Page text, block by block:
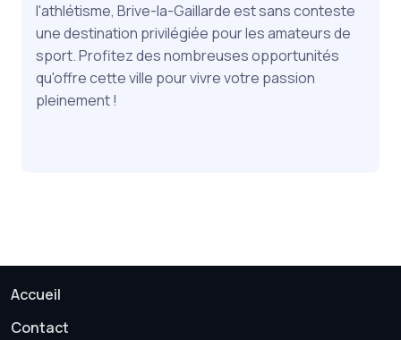
l'athlétisme, Brive-la-Gaillarde est sans conteste
une destination privilégiée pour les amateurs de
sport. Profitez des nombreuses opportunités
qu'offre cette ville pour vivre votre passion
pleinement !
Accueil
Contact